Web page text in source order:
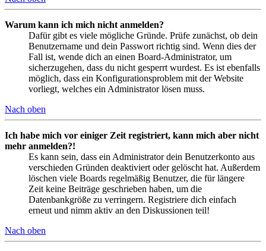
Warum kann ich mich nicht anmelden?
Dafür gibt es viele mögliche Gründe. Prüfe zunächst, ob dein
Benutzername und dein Passwort richtig sind. Wenn dies der
Fall ist, wende dich an einen Board-Administrator, um
sicherzugehen, dass du nicht gesperrt wurdest. Es ist ebenfalls
möglich, dass ein Konfigurationsproblem mit der Website
vorliegt, welches ein Administrator lösen muss.
Nach oben
Ich habe mich vor einiger Zeit registriert, kann mich aber nicht
mehr anmelden?!
Es kann sein, dass ein Administrator dein Benutzerkonto aus
verschieden Gründen deaktiviert oder gelöscht hat. Außerdem
löschen viele Boards regelmäßig Benutzer, die für längere
Zeit keine Beiträge geschrieben haben, um die
Datenbankgröße zu verringern. Registriere dich einfach
erneut und nimm aktiv an den Diskussionen teil!
Nach oben